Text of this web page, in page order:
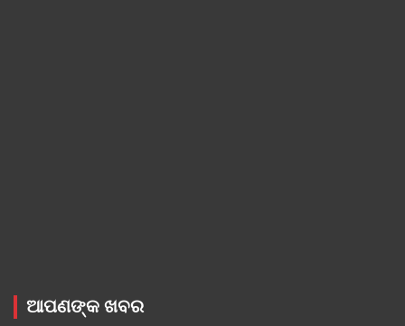
ଆପଣଙ୍କ ଖବର